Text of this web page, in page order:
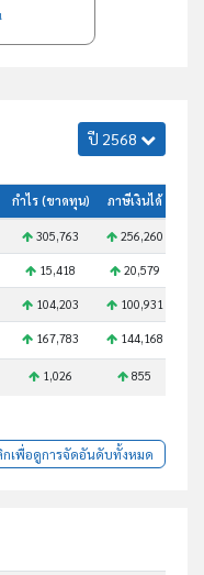
ปี 2568
กำไร (ขาดทุน) ภาษีเงินได้
305,763 256,260
15,418 20,579
104,203 100,931
167,783 144,168
1,026 855
กเพื่อดูการจัดอันดับทั้งหมด